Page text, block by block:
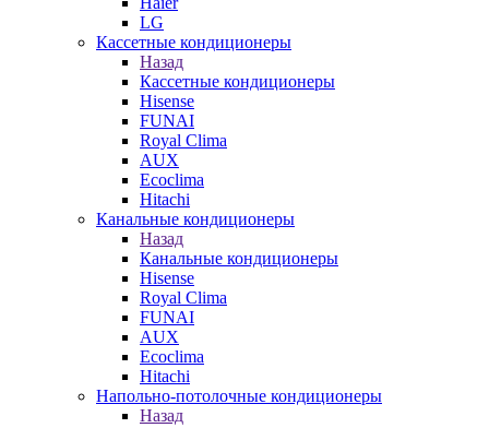
LG
Кассетные кондиционеры
Назад
Кассетные кондиционеры
Hisense
FUNAI
Royal Clima
AUX
Ecoclima
Hitachi
Канальные кондиционеры
Назад
Канальные кондиционеры
Hisense
Royal Clima
FUNAI
AUX
Ecoclima
Hitachi
Напольно-потолочные кондиционеры
Назад